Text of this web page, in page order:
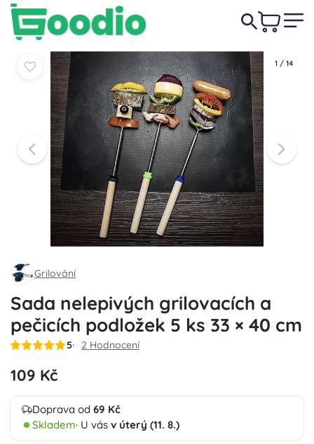
1 / 14
Grilování
Sada nelepivých grilovacích a
pečicích podložek 5 ks 33 × 40 cm
5 2 Hodnocení
109 Kč
Doprava od 69 Kč
Skladem· U vás v úterý (11. 8.)
109 Kč Do košíku